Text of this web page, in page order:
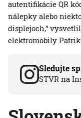
autentifikácie QR
nálepky alebo
displejoch,“
elektromobily
Sledujte
STVR na